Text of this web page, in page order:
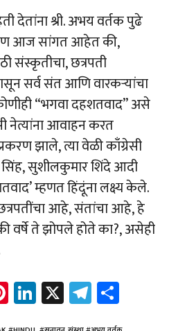
देतांना श्री. अभय वर्तक पुढे
आज सांगत आहेत की,
संस्कृतीचा, छत्रपती
सर्व संत आणि वारकर्‍यांचा
“भगवा दहशतवाद’’ असे
नेत्यांना आवाहन करत
झाले, त्या वेळी काँग्रेसी
सिंह, सुशीलकुमार शिंदे आदी
म्हणत हिंदूंना लक्ष्य केले.
छत्रपतींचा आहे, संतांचा आहे, हे
वर्षे ते झोपले होते का?, असेही
Pi
nt
Li
nk
X Te
le